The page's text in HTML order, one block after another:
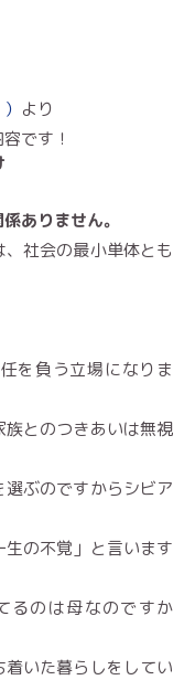
より
です！
ありません。
社会の最小単体とも
を負う立場になりま
とのつきあいは無視
ぶのですからシビア
の不覚」と言います
るのは母なのですか
いた暮らしをしてい